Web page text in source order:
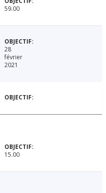
59.00
28
février
2021
15.00